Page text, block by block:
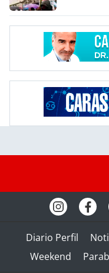
Diario Perfil
Weekend